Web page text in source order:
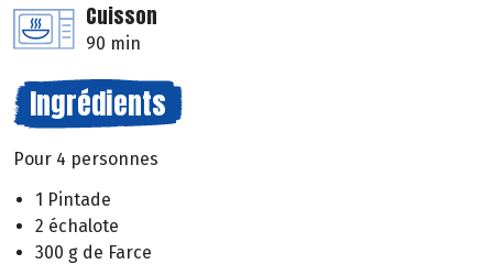
Cuisson
90 min
Ingrédients
Pour 4 personnes
1 Pintade
2 échalote
300 g de Farce